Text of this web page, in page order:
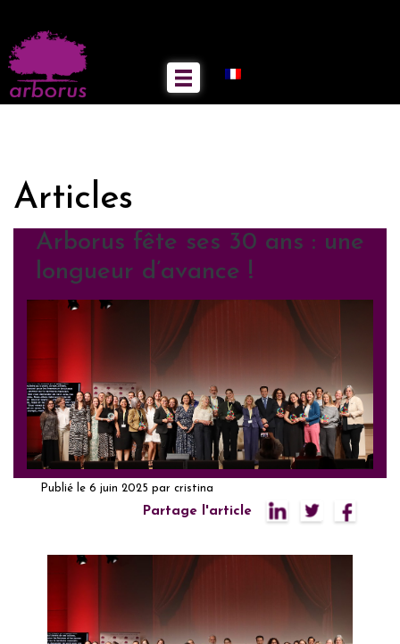
Articles
Arborus fête ses 30 ans : une
longueur d’avance !
Publié le 6 juin 2025 par cristina
Partage l'article